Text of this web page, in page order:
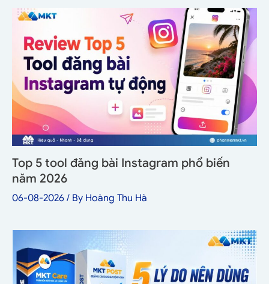
Top 5 tool đăng bài Instagram phổ biến
năm 2026
06-08-2026 / By Hoàng Thu Hà